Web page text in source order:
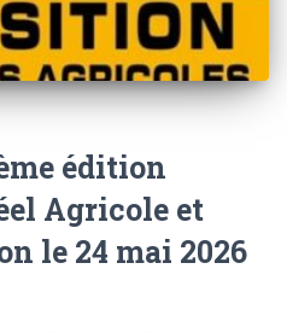
édition
Agricole et
le 24 mai 2026